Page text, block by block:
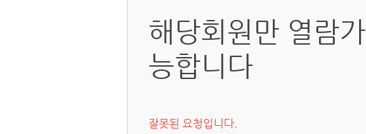
해당회원만 열람가
능합니다
잘못된 요청입니다.